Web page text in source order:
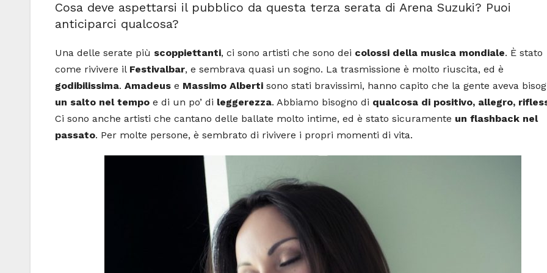
Cosa deve aspettarsi il pubblico da questa terza serata di Arena Suzuki? Puoi
anticiparci qualcosa?
Una delle serate più scoppiettanti, ci sono artisti che sono dei colossi della musica mondiale. È stato
come rivivere il Festivalbar, e sembrava quasi un sogno. La trasmissione è molto riuscita, ed è
godibilissima. Amadeus e Massimo Alberti sono stati bravissimi, hanno capito che la gente aveva
un salto nel tempo e di un po’ di leggerezza. Abbiamo bisogno di qualcosa di positivo, allegro,
Ci sono anche artisti che cantano delle ballate molto intime, ed è stato sicuramente un flashback nel
passato. Per molte persone, è sembrato di rivivere i propri momenti di vita.